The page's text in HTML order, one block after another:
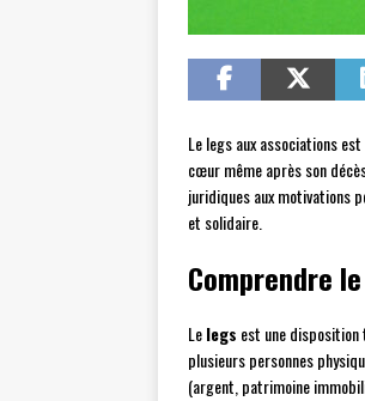
Le legs aux associations
cœur même après son
juridiques aux motivations
et solidaire.
Comprendre
Lelegs est une
plusieurs personnes
(argent, patrimoine